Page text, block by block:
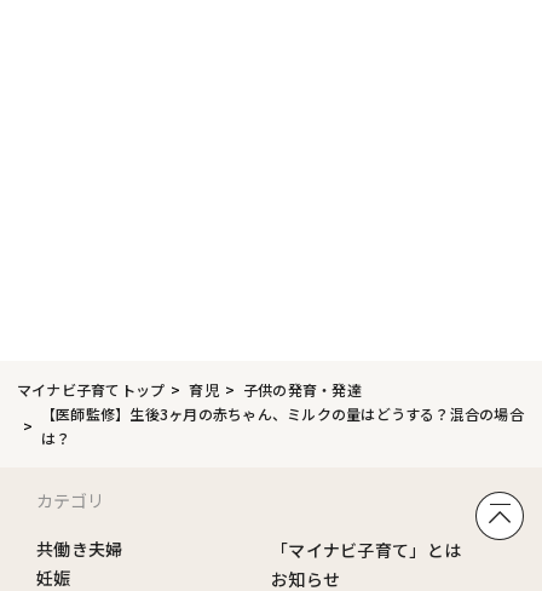
マイナビ子育てトップ 育児
子供の発育・発達
【医師監修】生後3ヶ月の赤ちゃん、ミルクの量はどうする？混合の場合
は？
カテゴリ
共働き夫婦
妊娠
「マイナビ子育て」とは
お知らせ